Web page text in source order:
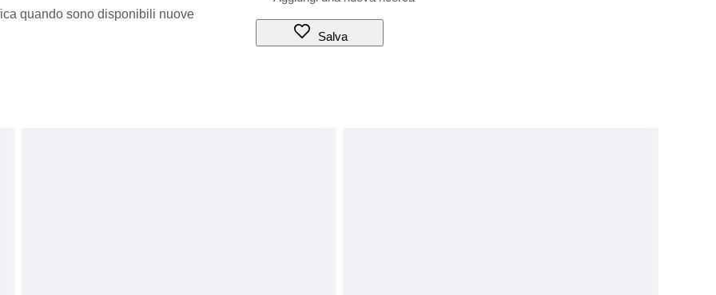
quando sono disponibili nuove
Salva